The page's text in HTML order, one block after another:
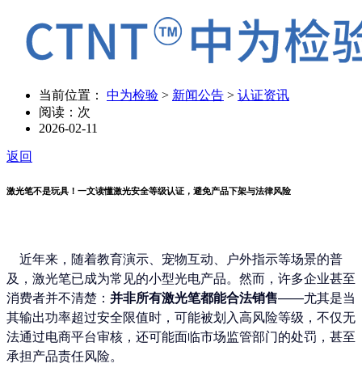
当前位置： 中为检验 > 新闻公告 > 认证资讯
阅读： 次
2026-02-11
返回
激光笔不是玩具！一文读懂激光安全等级认证，避免产品下架与法律风险
近年来，随着教育演示、宠物互动、户外指示等场景的普
及，激光笔已成为常见的小型光电产品。然而，许多企业甚至
消费者并不清楚： 并非所有激光笔都能合法销售——尤其是当
其输出功率超过安全限值时，可能被划入高风险等级，不仅无
法通过电商平台审核，还可能面临市场监管部门的处罚，甚至
承担产品责任风险。